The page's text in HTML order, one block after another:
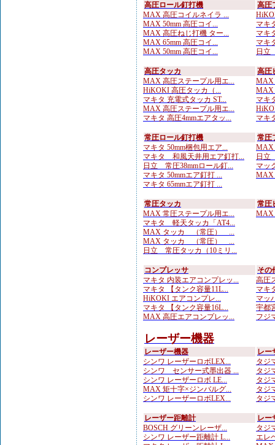
高圧ロール釘打機
MAX 高圧コイルネイラ ...
MAX 50mm 高圧コイ...
MAX 高圧ねじ打機 ター...
MAX 65mm 高圧コイ...
MAX 50mm 高圧コイ...
高圧
マキ
マキ
マキ
日立
高圧タッカ
MAX 高圧ステープル用エ...
HiKOKI 高圧タッカ（...
マキタ 充電式タッカ ST...
MAX 高圧ステープル用エ...
マキタ 高圧4mmエアタッ...
高圧
MAX
MAX
マキ
マキ
常圧ロール釘打機
マキタ 50mm梱包用エア...
マキタ 和風天井用エア釘打...
日立 常圧38mmロール釘...
マキタ 50mmエア釘打 ...
マキタ 65mmエア釘打 ...
常圧
MAX
日立
マッ
MAX
常圧タッカ
MAX 常圧ステープル用エ...
マキタ 軽天タッカ「AT4...
MAX タッカ （常圧） ...
MAX タッカ （常圧） ...
日立 常圧タッカ（10ミリ...
常圧
MAX
コンプレッサ
マキタ 内装エアコンプレッ...
マキタ 【タンク容量11L...
HiKOKI エアコンプレ...
マキタ 【タンク容量16L...
MAX 高圧エアコンプレッ...
その
高圧
マキ
マッ
宇都
フジ
レーザー機器
レーザー機器
シンワ レーザーロボLEX...
シンワ センサー式墨出器 ...
シンワ レーザーロボ LE...
MAX 矩十字×ジンバルグ...
シンワ レーザーロボLEX...
レー
タジ
タジ
タジ
タジ
タジ
レーザー距離計
BOSCH グリーンレーザ...
シンワ レーザー距離計 L...
レー
タジ
エレ